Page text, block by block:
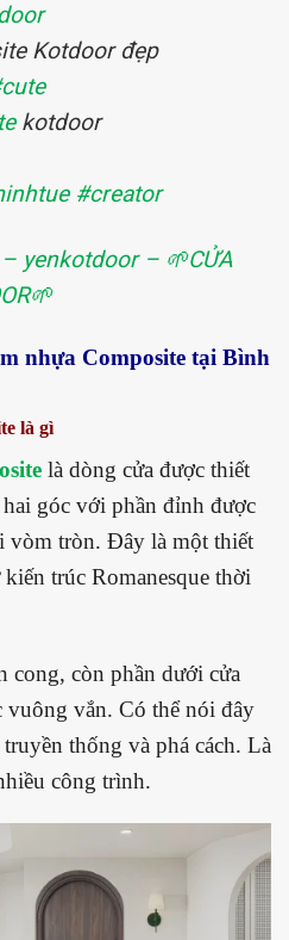
Kotdoor đẹp
kotdoor
#creator
yenkotdoor – 🌱CỬA
nhựa Composite tại Bình
là gì
là dòng cửa được thiết
góc với phần đỉnh được
vòm tròn. Đây là một thiết
trúc Romanesque thời
cong, còn phần dưới cửa
vắn. Có thể nói đây
thống và phá cách. Là
công trình.